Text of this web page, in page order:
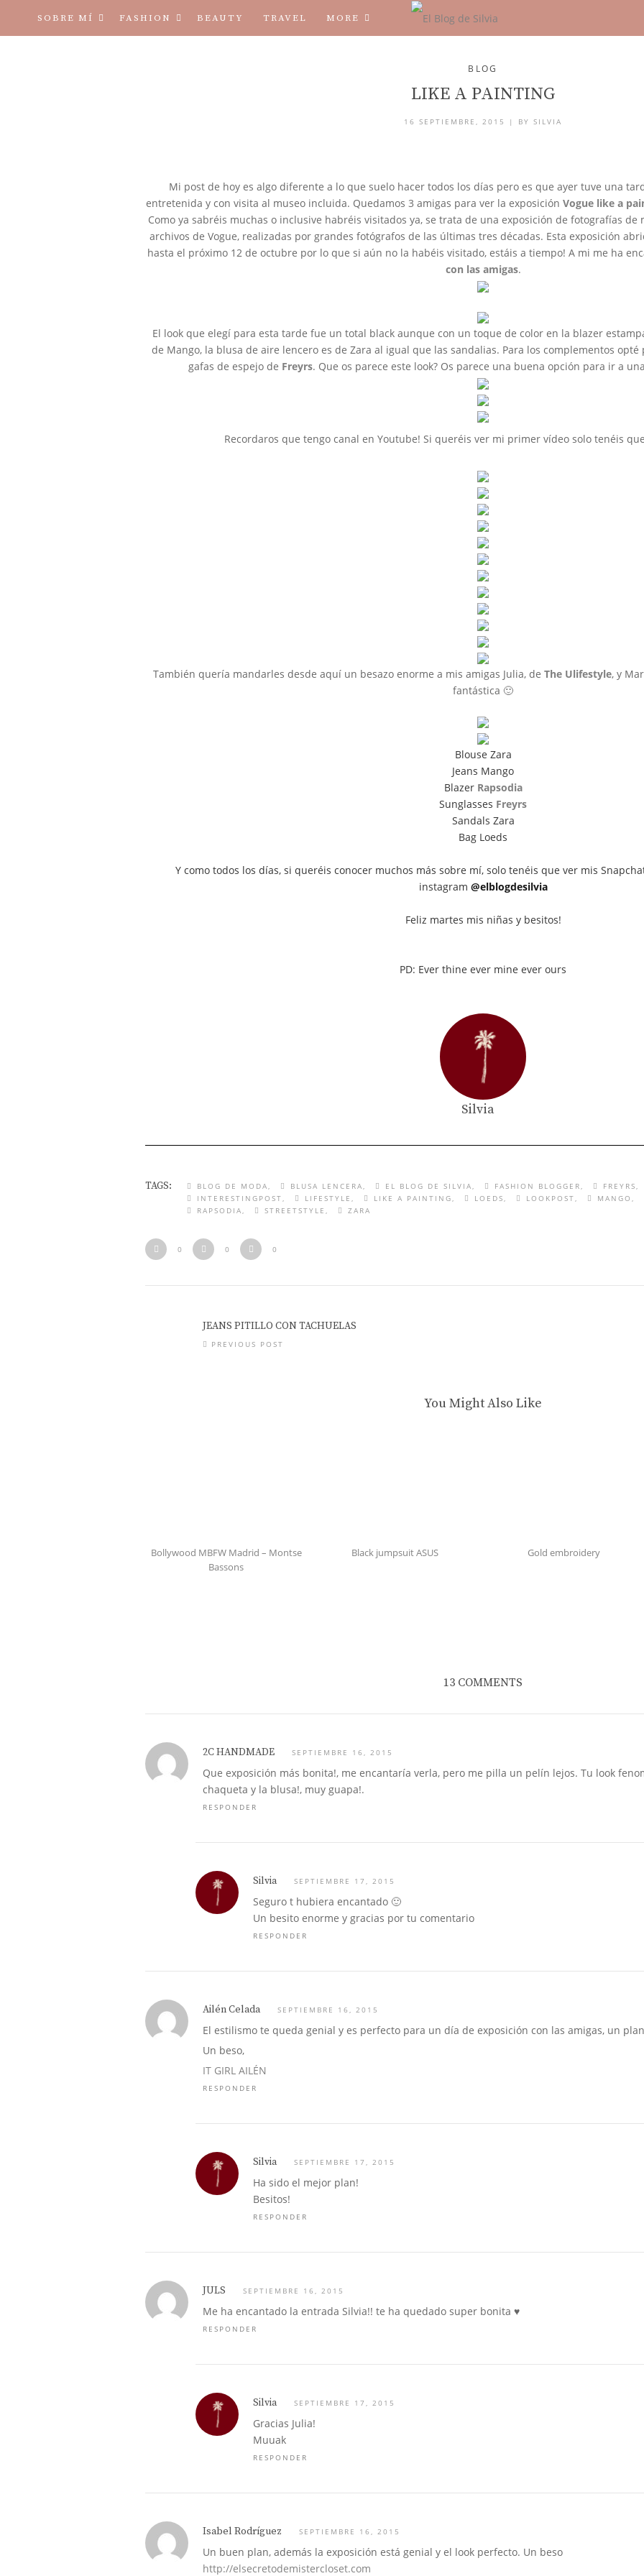
SOBRE MÍ FASHION BEAUTY TRAVEL MORE
BLOG
LIKE A PAINTING
16 SEPTIEMBRE, 2015 | BY SILVIA
Mi post de hoy es algo diferente a lo que suelo hacer todos los días pero es que ayer tuve una
entretenida y con visita al museo incluida. Quedamos 3 amigas para ver la exposición Vogue like a
Como ya sabréis muchas o inclusive habréis visitados ya, se trata de una exposición de fotografías
archivos de Vogue, realizadas por grandes fotógrafos de las últimas tres décadas. Esta exposición
hasta el próximo 12 de octubre por lo que si aún no la habéis visitado, estáis a tiempo! A mi me ha
con las amigas.
El look que elegí para esta tarde fue un total black aunque con un toque de color en la blazer
de Mango, la blusa de aire lencero es de Zara al igual que las sandalias. Para los complementos
gafas de espejo de Freyrs. Que os parece este look? Os parece una buena opción para ir a
Recordaros que tengo canal en Youtube! Si queréis ver mi primer vídeo solo tenéis
También quería mandarles desde aquí un besazo enorme a mis amigas Julia, de The Ulifestyle, y
fantástica 🙂
Blouse Zara
Jeans Mango
Blazer Rapsodia
Sunglasses Freyrs
Sandals Zara
Bag Loeds
Y como todos los días, si queréis conocer muchos más sobre mí, solo tenéis que ver mis
instagram @elblogdesilvia
Feliz martes mis niñas y besitos!
PD: Ever thine ever mine ever ours
Silvia
TAGS: BLOG DE MODA BLUSA LENCERA EL BLOG DE SILVIA FASHION BLOGGER FREYRS
INTERESTINGPOST
LIFESTYLE LIKE A PAINTING LOEDS LOOKPOST MANGO
RAPSODIA
STREETSTYLE ZARA
0 0 0
JEANS PITILLO CON TACHUELAS
PREVIOUS POST
You Might Also Like
Bollywood MBFW Madrid – Montse
Bassons
Black jumpsuit ASUS Gold embroidery
13 COMMENTS
2C HANDMADE SEPTIEMBRE 16, 2015
Que exposición más bonita!, me encantaría verla, pero me pilla un pelín lejos. Tu look
chaqueta y la blusa!, muy guapa!.
RESPONDER
Silvia SEPTIEMBRE 17, 2015
Seguro t hubiera encantado 🙂
Un besito enorme y gracias por tu comentario
RESPONDER
Ailén Celada SEPTIEMBRE 16, 2015
El estilismo te queda genial y es perfecto para un día de exposición con las amigas, un
Un beso,
IT GIRL AILÉN
RESPONDER
Silvia SEPTIEMBRE 17, 2015
Ha sido el mejor plan!
Besitos!
RESPONDER
JULS SEPTIEMBRE 16, 2015
Me ha encantado la entrada Silvia!! te ha quedado super bonita ♥
RESPONDER
Silvia SEPTIEMBRE 17, 2015
Gracias Julia!
Muuak
RESPONDER
Isabel Rodríguez SEPTIEMBRE 16, 2015
Un buen plan, además la exposición está genial y el look perfecto. Un beso
http://elsecretodemistercloset.com